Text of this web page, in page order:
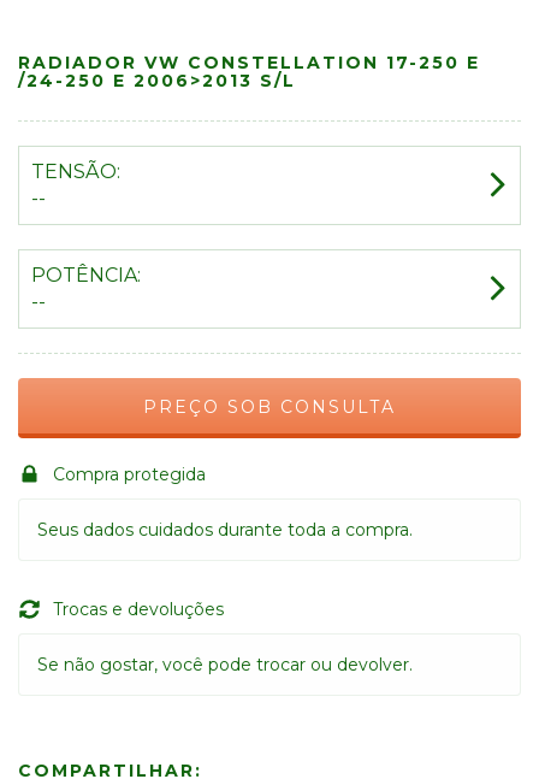
RADIADOR VW CONSTELLATION 17-250 E
/24-250 E 2006>2013 S/L
TENSÃO:
--
POTÊNCIA:
--
Compra protegida
Seus dados cuidados durante toda a compra.
Trocas e devoluções
Se não gostar, você pode trocar ou devolver.
COMPARTILHAR: